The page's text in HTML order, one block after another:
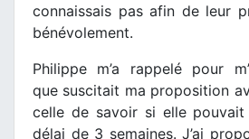
connaissais pas afin de leur
bénévolement.
Philippe m’a rappelé pour
que suscitait ma proposition
celle de savoir si elle
délai de 3 semaines. J’ai